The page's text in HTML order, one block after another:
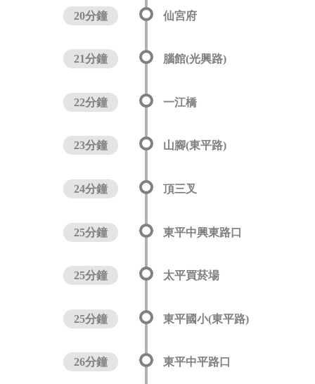
20分鐘 仙宮府
21分鐘 腦館(光興路)
22分鐘 一江橋
23分鐘 山腳(東平路)
24分鐘 頂三叉
25分鐘 東平中興東路口
25分鐘 太平買菸場
25分鐘 東平國小(東平路)
26分鐘 東平中平路口